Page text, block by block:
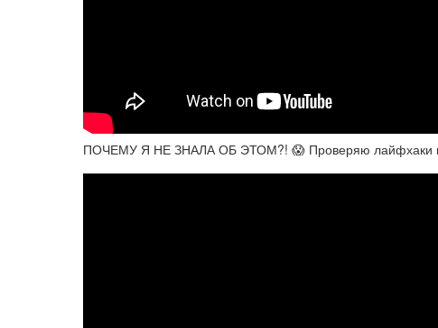
ПОЧЕМУ Я НЕ ЗНАЛА ОБ ЭТОМ?! 😱 Проверяю лайфхаки в